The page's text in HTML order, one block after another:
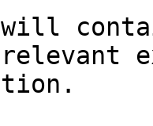
will